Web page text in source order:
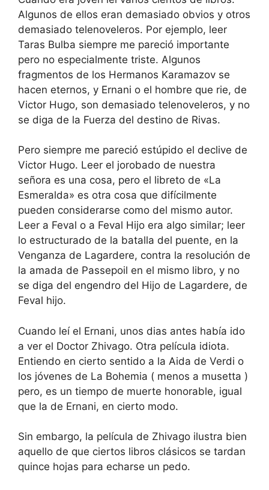
Algunos de ellos eran demasiado obvios y otros
demasiado telenoveleros. Por ejemplo, leer
Taras Bulba siempre me pareció importante
pero no especialmente triste. Algunos
fragmentos de los Hermanos Karamazov se
hacen eternos, y Ernani o el hombre que rie, de
Victor Hugo, son demasiado telenoveleros, y no
se diga de la Fuerza del destino de Rivas.
Pero siempre me pareció estúpido el declive de
Victor Hugo. Leer el jorobado de nuestra
señora es una cosa, pero el libreto de «La
Esmeralda» es otra cosa que difícilmente
pueden considerarse como del mismo autor.
Leer a Feval o a Feval Hijo era algo similar; leer
lo estructurado de la batalla del puente, en la
Venganza de Lagardere, contra la resolución de
la amada de Passepoil en el mismo libro, y no
se diga del engendro del Hijo de Lagardere, de
Feval hijo.
Cuando leí el Ernani, unos dias antes había ido
a ver el Doctor Zhivago. Otra película idiota.
Entiendo en cierto sentido a la Aida de Verdi o
los jóvenes de La Bohemia ( menos a musetta )
pero, es un tiempo de muerte honorable, igual
que la de Ernani, en cierto modo.
Sin embargo, la película de Zhivago ilustra bien
aquello de que ciertos libros clásicos se tardan
quince hojas para echarse un pedo.